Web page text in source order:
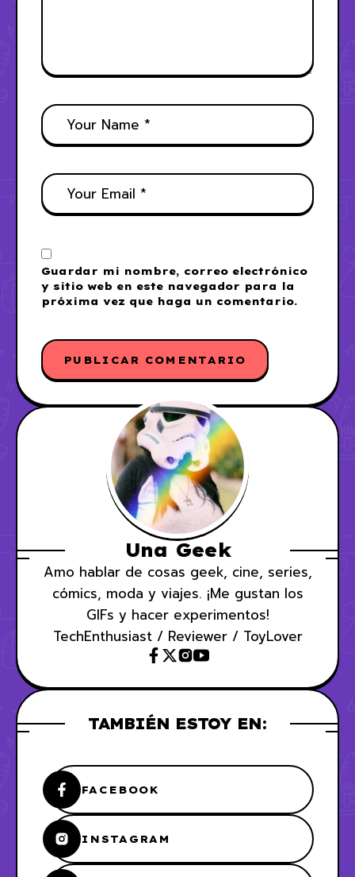
Guardar mi nombre, correo electrónico
y sitio web en este navegador para la
próxima vez que haga un comentario.
Una Geek
Amo hablar de cosas geek, cine, series,
cómics, moda y viajes. ¡Me gustan los
GIFs y hacer experimentos!
TechEnthusiast / Reviewer / ToyLover
TAMBIÉN ESTOY EN:
FACEBOOK
INSTAGRAM